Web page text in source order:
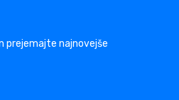
prejemajte najnovejše